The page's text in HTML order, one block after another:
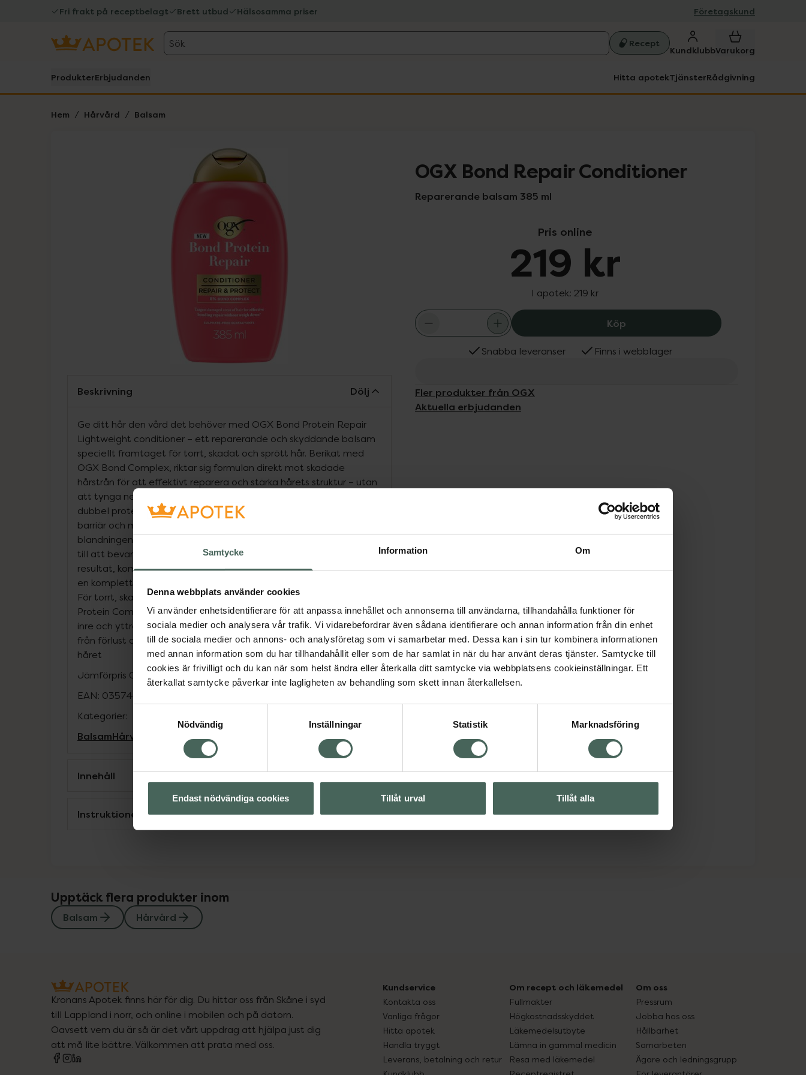
Samtycke Information Om
Denna webbplats använder cookies
Vi använder enhetsidentifierare för att anpassa innehållet och annonserna till användarna, tillhandahålla funktioner för
sociala medier och analysera vår trafik. Vi vidarebefordrar även sådana identifierare och annan information från din enhet
till de sociala medier och annons- och analysföretag som vi samarbetar med. Dessa kan i sin tur kombinera informationen
med annan information som du har tillhandahållit eller som de har samlat in när du har använt deras tjänster. Samtycke till
cookies är frivilligt och du kan när som helst ändra eller återkalla ditt samtycke via webbplatsens cookieinställningar. Ett
återkallat samtycke påverkar inte lagligheten av behandling som skett innan återkallelsen.
Nödvändig
Inställningar Statistik Marknadsföring
Endast nödvändiga cookies Tillåt urval Tillåt alla
Fri frakt på receptbelagt Brett utbud Hälsosamma priser Företagskund
Sök Recept
KundklubbVarukorg
ProdukterErbjudanden Hitta apotekTjänsterRådgivning
Hem Hårvård Balsam
Lista: . Innehåller 1 objekt. OGX Bond Repair Conditioner
Reparerande balsam 385 ml
Pris online
219 kr
I apotek: 219 kr
Köp OGX Bond Repair Conditioner, 219 kr.
Snabba leveranser Finns i webblager
Fler produkter från OGX
Aktuella erbjudanden
Beskrivning Dölj
Ge ditt hår den vård det behöver med OGX Bond Protein Repair
Lightweight conditioner – ett reparerande och skyddande balsam
speciellt framtaget för torrt, skadat och sprött hår. Berikat med
OGX Bond Complex, riktar sig formulan direkt mot skadade
hårstrån för att effektivt reparera och stärka hårets struktur – utan
att tynga ner.Med Lipi Pro Shield Technology ger detta schampo
dubbel protein- och lipidförstärkning, vilket skyddar hårets naturliga
barriär och minskar risken för frissighet och slitage. Den unika
blandningen av noggrant utvalda fuktgivande ingredienser hjälper
till att bevara hårets styrka, spänst och naturliga glans. För bästa
resultat, kombinera med hela OGX Bond Protein Repair-serien för
en komplett hårrutin som rengör, återfuktar, stärker och skyddar.•
För torrt, skadat och sprött hår• Reparerar och skyddar• Bonds
Protein Complex - Dubbelverkande teknologi som stärker hårets
inre och yttre struktur• Lipi Pro Shield Technology - Skyddar håret
från förlust av lipider och proteiner• Lätt formula, tynger inte ner
håret
Jämförpris 0,57 kr/ml
EAN: 03574661818467
Kategorier:
BalsamHårvård
Innehåll Visa
Instruktioner Visa
Upptäck flera produkter inom
Balsam Hårvård
Kronans Apotek finns här för dig. Du hittar oss från Skåne i syd
till Lappland i norr, och online i mobilen och på datorn.
Oavsett vem du är så är det vårt uppdrag att hjälpa just dig
att må lite bättre. Välkommen att prata med oss.
Kundservice
Kontakta oss
Vanliga frågor
Hitta apotek
Handla tryggt
Leverans, betalning och retur
Om recept och läkemedel
Fullmakter
Högkostnadsskyddet
Läkemedelsutbyte
Lämna in gammal medicin
Resa med läkemedel
Om oss
Pressrum
Jobba hos oss
Hållbarhet
Samarbeten
Ägare och ledningsgrupp